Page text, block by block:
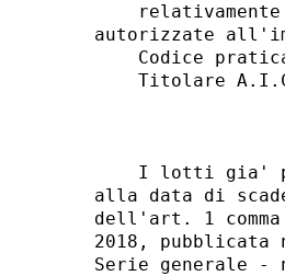
autorizzate
Codice
Titolare
I lotti gia'
alla data di
dell'art. 1 comma
2018,
Serie generale -